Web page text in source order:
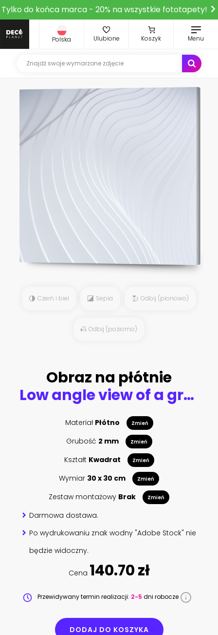
Tylko do końca marca - 20% na wszystkie fototapety!
Polska Ulubione Koszyk Menu
Czerń i biel Sepia Odbij (pionowo)
Odbij (poziomo)
Obraz na płótnie
Low angle view of a grove with large leaves in a jungle under sunlight
Materiał Płótno Zmień
Grubość 2 mm Zmień
Kształt Kwadrat Zmień
Wymiar 30 x 30 cm Zmień
Zestaw montażowy Brak Zmień
Darmowa dostawa.
Po wydrukowaniu znak wodny "Adobe Stock" nie
będzie widoczny.
Cena 140.70 zł
Przewidywany termin realizacji: 2-5 dni robocze
DODAJ DO KOSZYKA